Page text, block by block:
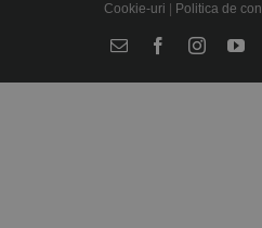
Cookie-uri
Politica de
E-
Facebook